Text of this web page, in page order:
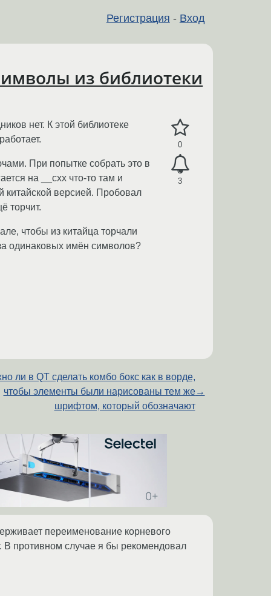
Регистрация - Вход
из библиотеки
0
3
нет. К этой библиотеке
При попытке собрать это в
на __cxx что-то там и
китайской версией. Пробовал
торчит.
чтобы из китайца торчали
одинаковых имён символов?
ли в QT сделать комбо бокс как в ворде,
чтобы элементы были нарисованы тем же
шрифтом, который обозначают
→
переименование корневого
В противном случае я бы рекомендовал